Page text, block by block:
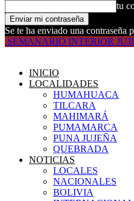
tu
Se te ha enviado una contraseña
SEMANARIO INTERIOR
INICIO
LOCALIDADES
HUMAHUACA
TILCARA
MAHIMARÁ
PUMAMARCA
PUNA JUJEÑA
QUEBRADA
NOTICIAS
LOCALES
NACIONALES
BOLIVIA